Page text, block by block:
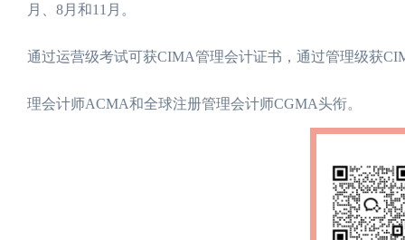
月、8月和11月。
通过运营级考试可获CIMA管理会计证书，通过管理级获
理会计师ACMA和全球注册管理会计师CGMA头衔。